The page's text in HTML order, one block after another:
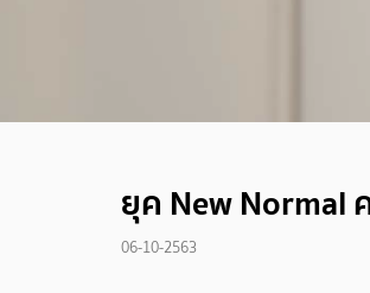
ยุค New Normal
06-10-2563